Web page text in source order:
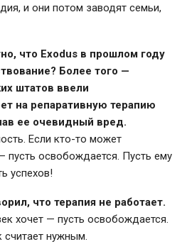
и они потом заводят семьи,
что Exodus в прошлом году
Более того —
штатов ввели
на репаративную терапию
ее очевидный вред.
Если кто-то может
пусть освобождается. Пусть ему
успехов!
что терапия не работает.
хочет — пусть освобождается.
считает нужным.